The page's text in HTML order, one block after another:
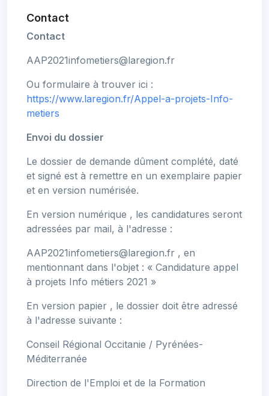
Contact
Contact
AAP2021infometiers@laregion.fr
Ou formulaire à trouver ici :
https://www.laregion.fr/Appel-a-projets-Info-
metiers
Envoi du dossier
Le dossier de demande dûment complété, daté
et signé est à remettre en un exemplaire papier
et en version numérisée.
En version numérique , les candidatures seront
adressées par mail, à l'adresse :
AAP2021infometiers@laregion.fr , en
mentionnant dans l'objet : « Candidature appel
à projets Info métiers 2021 »
En version papier , le dossier doit être adressé
à l'adresse suivante :
Conseil Régional Occitanie / Pyrénées-
Méditerranée
Direction de l'Emploi et de la Formation